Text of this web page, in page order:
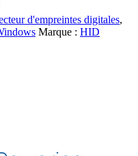
d'empreintes digitales,
Marque : HID